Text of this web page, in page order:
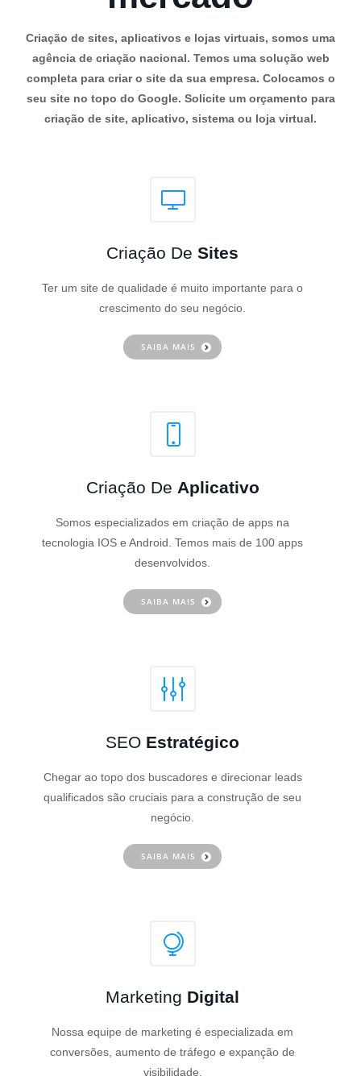
Criação de sites, aplicativos e lojas virtuais, somos uma
agência de criação nacional. Temos uma solução web
completa para criar o site da sua empresa. Colocamos o
seu site no topo do Google. Solicite um orçamento para
criação de site, aplicativo, sistema ou loja virtual.
Criação De Sites
Ter um site de qualidade é muito importante para o
crescimento do seu negócio.
SAIBA MAIS
Criação De Aplicativo
Somos especializados em criação de apps na
tecnologia IOS e Android. Temos mais de 100 apps
desenvolvidos.
SAIBA MAIS
SEO Estratégico
Chegar ao topo dos buscadores e direcionar leads
qualificados são cruciais para a construção de seu
negócio.
SAIBA MAIS
Marketing Digital
Nossa equipe de marketing é especializada em
conversões, aumento de tráfego e expanção de
visibilidade.